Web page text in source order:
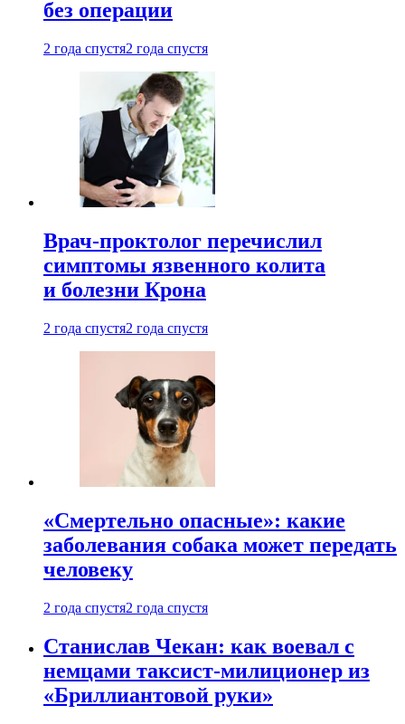
без операции
2 года спустя2 года спустя
Врач-проктолог перечислил
симптомы язвенного колита
и болезни Крона
2 года спустя2 года спустя
«Смертельно опасные»: какие
заболевания собака может передать
человеку
2 года спустя2 года спустя
Станислав Чекан: как воевал с
немцами таксист-милиционер из
«Бриллиантовой руки»